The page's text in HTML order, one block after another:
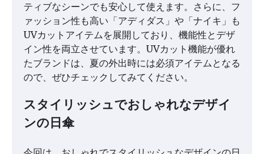
ティブなシーンでも安心して使えます。さらに、フ
ァッション性も高い「アディダス」や「ナイキ」も
UVカットアイテムを展開しており、機能性とデザ
イン性を両立させています。UVカット機能が優れ
たブランドは、夏の外出時には必須アイテムとなる
ので、ぜひチェックしてみてください。
スタイリッシュでおしゃれなデザイ
ンの日傘